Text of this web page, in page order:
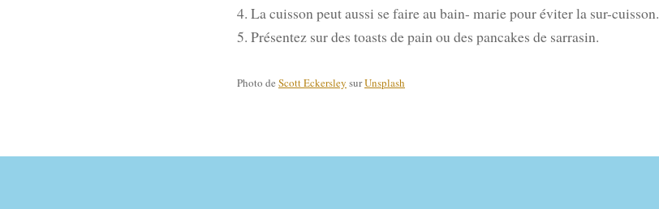
4. La cuisson peut aussi se faire au bain- marie pour éviter la sur-cuisson.
5. Présentez sur des toasts de pain ou des pancakes de sarrasin.
Photo de Scott Eckersley surUnsplash